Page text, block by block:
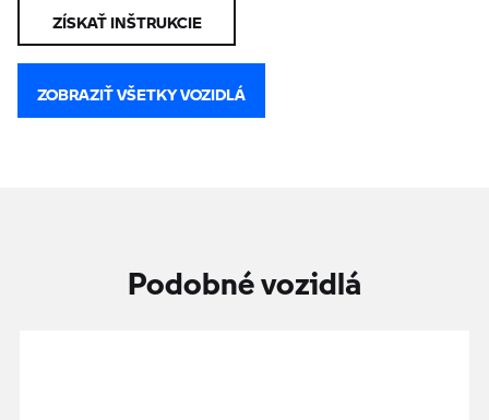
ZÍSKAŤ INŠTRUKCIE
ZOBRAZIŤ VŠETKY VOZIDLÁ
Podobné vozidlá